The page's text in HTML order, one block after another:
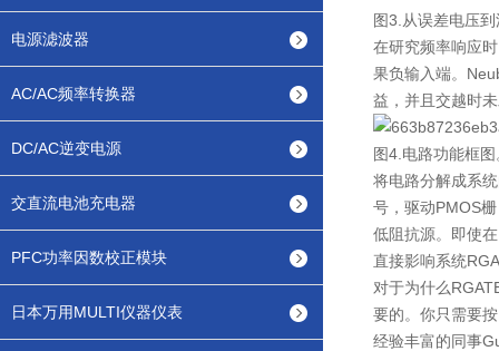
电源滤波器
AC/AC频率转换器
DC/AC逆变电源
交直流电池充电器
PFC功率因数校正模块
日本万用MULTI仪器仪表
图3.从误差电压
在研究频率响应
果负输入端。
益，并且交越时
图4.电路功能框图
将电路分解成系
号，驱动PMOS
低阻抗源。即使
直接影响系统
对于为什么
要的。你只需要
经验丰富的同事